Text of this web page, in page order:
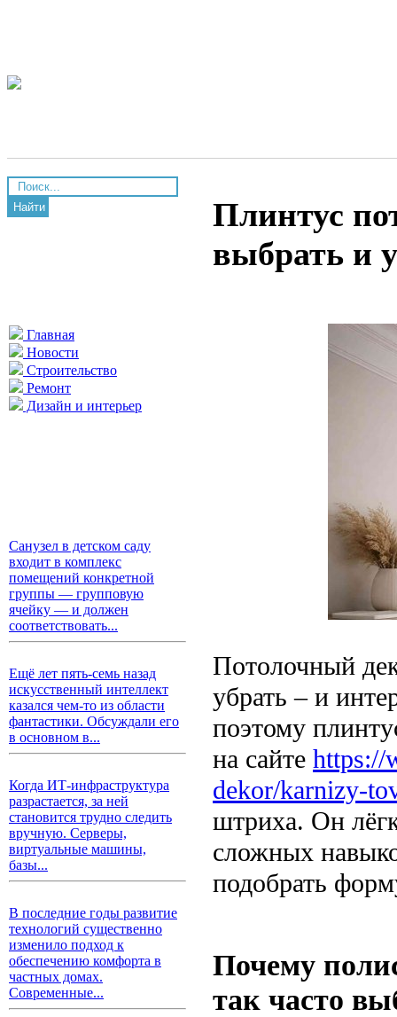
Найти
Главная
Новости
Строительство
Ремонт
Дизайн и интерьер
Санузел в детском саду
входит в комплекс
помещений конкретной
группы — групповую
ячейку — и должен
соответствовать...
Ещё лет пять-семь назад
искусственный интеллект
казался чем-то из области
фантастики. Обсуждали его
в основном в...
Когда ИТ-инфраструктура
разрастается, за ней
становится трудно следить
вручную. Серверы,
виртуальные машины,
базы...
В последние годы развитие
технологий существенно
изменило подход к
обеспечению комфорта в
частных домах.
Современные...
Плинтус
выбрать и
Потолочный
убрать – и
поэтому
на сайте https://
dekor/karnizy-
штриха. Он
сложных
подобрать
Почему
так часто